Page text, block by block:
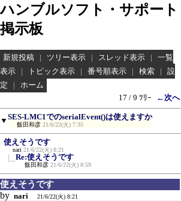
ハンブルソフト・サポート
掲示板
新規投稿 | ツリー表示 | スレッド表示 |
一覧
表示
| トピック表示 | 番号順表示 | 検索 |
設
定
|
ホーム
17 / 9 ﾂﾘｰ
←次へ
▼ SES-LMC1でのserialEvent()は使えますか
飯田和彦 21/6/22(火) 7:35
使えそうです
nari 21/6/22(火) 8:21
Re:使えそうです
飯田和彦 21/6/22(火) 8:59
使えそうです
by nari 21/6/22(火) 8:21